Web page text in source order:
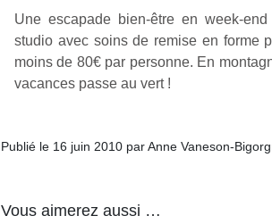
Une escapade bien‐être en
studio avec soins de remise en forme
moins de 80€ par personne. En
vacances passe au vert !
Publié le 16 juin 2010 par Anne Vaneson-
Vous aimerez aussi …